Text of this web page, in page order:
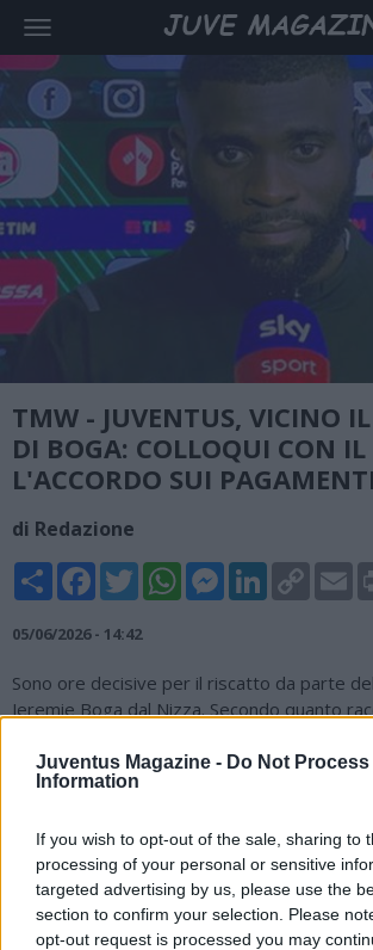
Juventus Magazine - Do Not
Information
If you wish to opt-out of the sale, sharing to
processing of your personal or sensitive
targeted advertising by us, please use the
section to confirm your selection. Please
opt-out request is processed you may
TMW - JUVENTUS, VICINO
DI BOGA: COLLOQUI CON
L'ACCORDO SUI PAGAMENTI
di Redazione
Share FacebookTwitterWhatsAppMessengerLinkedInCopy
Link
05/06/2026 - 14:42
Sono ore decisive per il riscatto da parte
Jeremie Boga dal Nizza. Secondo quanto
redazione il club bianconero è infatti in
francesi per stabilire le modalità di
esercitare il diritto di riscatto pattuito nello
mercato invernale. Per acquistare Boga a
Juve dovrà versare nelle casse del Nizza
cifra pattuita già nell'accordo stipulato
Torino per la seconda parte di questa